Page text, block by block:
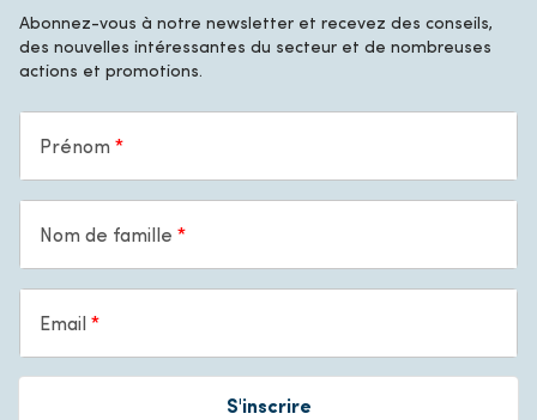
Abonnez-vous à notre newsletter et recevez des conseils,
des nouvelles intéressantes du secteur et de nombreuses
actions et promotions.
Prénom
Nom de famille
Email
S'inscrire